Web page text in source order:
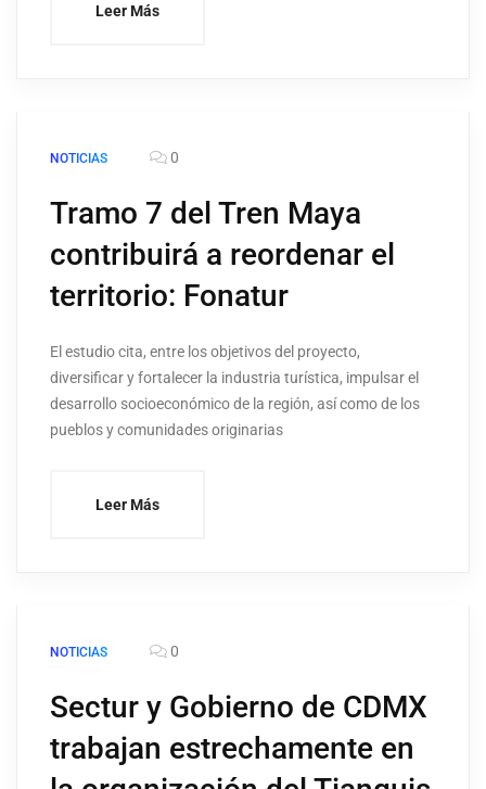
Leer Más
NOTICIAS 0
Tramo 7 del Tren Maya
contribuirá a reordenar el
territorio: Fonatur
El estudio cita, entre los objetivos del proyecto,
diversificar y fortalecer la industria turística, impulsar el
desarrollo socioeconómico de la región, así como de los
pueblos y comunidades originarias
Leer Más
NOTICIAS 0
Sectur y Gobierno de CDMX
trabajan estrechamente en